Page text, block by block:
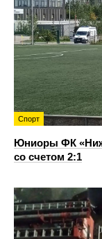
Спорт
Юниоры ФК
со счетом 2:1